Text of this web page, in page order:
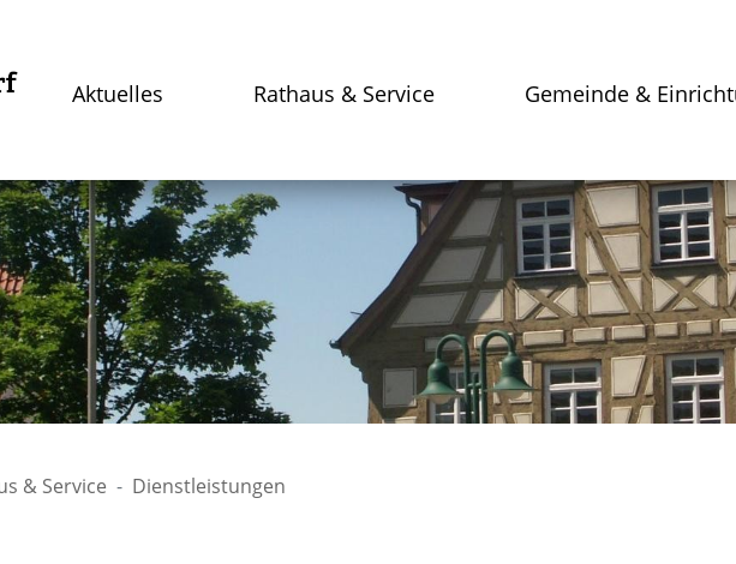
Aktuelles Rathaus & Service Gemeinde &
& Service Dienstleistungen